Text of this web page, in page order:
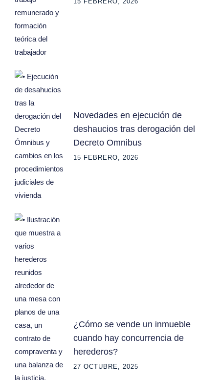
Novedades en ejecución de
deshaucios tras derogación del
Decreto Omnibus
15 FEBRERO, 2026
¿Cómo se vende un inmueble
cuando hay concurrencia de
herederos?
27 OCTUBRE, 2025